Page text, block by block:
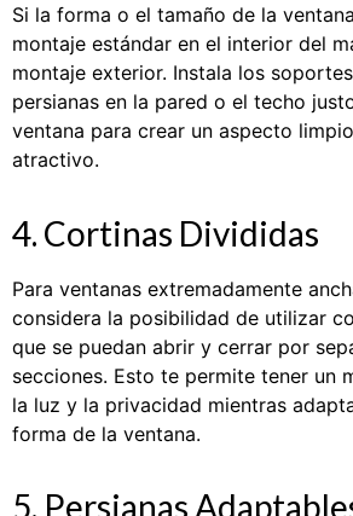
Si la forma o el tamaño de la
montaje estándar en el interior del
montaje exterior. Instala los
persianas en la pared o el techo
ventana para crear un aspecto
atractivo.
4. Cortinas Divididas
Para ventanas extremadamente
considera la posibilidad de utilizar
que se puedan abrir y cerrar por
secciones. Esto te permite tener un
la luz y la privacidad mientras
forma de la ventana.
5. Persianas